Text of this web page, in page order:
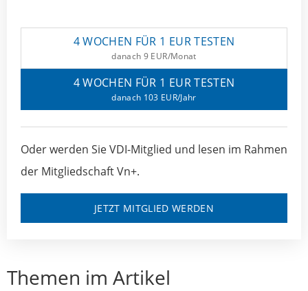
4 WOCHEN FÜR 1 EUR TESTEN
danach 9 EUR/Monat
4 WOCHEN FÜR 1 EUR TESTEN
danach 103 EUR/Jahr
Oder werden Sie VDI-Mitglied und lesen im Rahmen
der Mitgliedschaft Vn+.
JETZT MITGLIED WERDEN
Themen im Artikel